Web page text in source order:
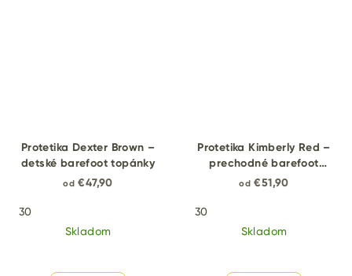
Protetika Dexter Brown –
detské barefoot topánky
od €47,90
30
Skladom
Protetika Kimberly Red –
prechodné barefoot
topánky
od €51,90
30
Skladom